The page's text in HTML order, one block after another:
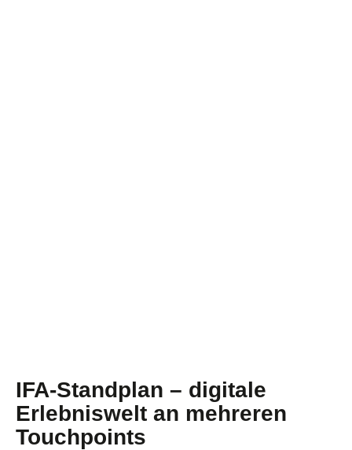
IFA-Standplan – digitale
Erlebniswelt an mehreren
Touchpoints